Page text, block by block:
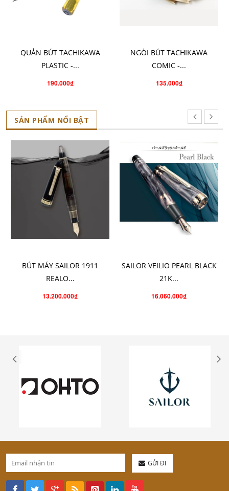
QUẢN BÚT TACHIKAWA
PLASTIC -...
190.000₫
NGÒI BÚT TACHIKAWA
COMIC -...
135.000₫
SẢN PHẨM NỔI BẬT
BÚT MÁY SAILOR 1911
REALO...
13.200.000₫
SAILOR VEILIO PEARL BLACK
21K...
16.060.000₫
GỬI ĐI